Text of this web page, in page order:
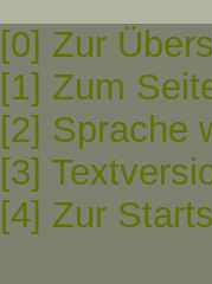
[0] Zur
[1] Zum
[2] Sprache
[3]
[4] Zur